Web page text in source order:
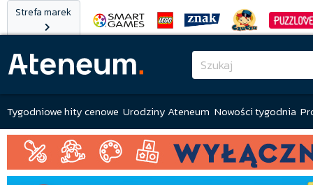
Strefa marek
Tygodniowe hity cenowe Urodziny Ateneum Nowości tygodnia